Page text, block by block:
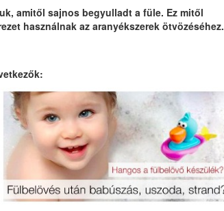
amitől sajnos begyulladt a füle. Ez mitől
használnak az aranyékszerek ötvözéséhez.